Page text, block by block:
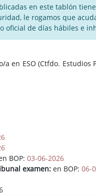
en este tablón
le rogamos que
oficial de días hábiles e
a en ESO (Ctfdo. Estudios
BOP: 03-06-2026
examen: en BOP: 06-